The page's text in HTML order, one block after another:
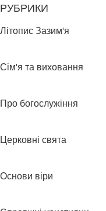
РУБРИКИ
Літопис Зазим'я
Сім'я та виховання
Про богослужіння
Церковні свята
Основи віри